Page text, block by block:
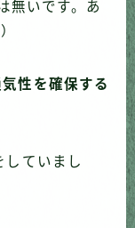
無いです。あ
性を確保する
していまし